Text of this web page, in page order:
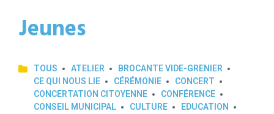
Jeunes
TOUS ATELIER
BROCANTE VIDE-GRENIER
CE QUI NOUS LIE
CÉRÉMONIE
CONCERT
CONCERTATION CITOYENNE
CONFÉRENCE
CONSEIL MUNICIPAL
CULTURE
EDUCATION